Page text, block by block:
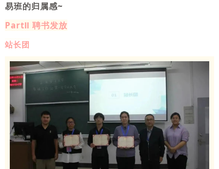
易班的归属感~
PartⅡ 聘书发放
站长团